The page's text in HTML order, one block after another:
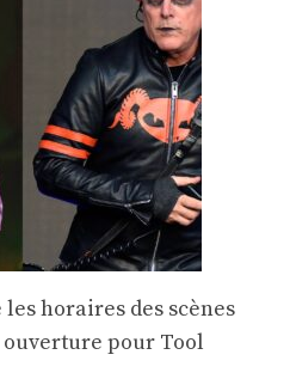
les horaires des scènes
pour Tool